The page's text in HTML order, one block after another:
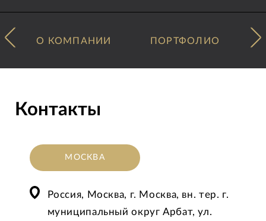
О КОМПАНИИ ПОРТФОЛИО
Контакты
МОСКВА
Россия, Москва, г. Москва, вн. тер. г.
муниципальный округ Арбат, ул.